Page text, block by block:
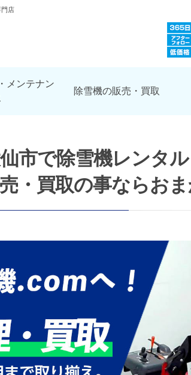
門店
メンテナン
除雪機の販売・買取
市で除雪機レンタル
・買取の事ならお